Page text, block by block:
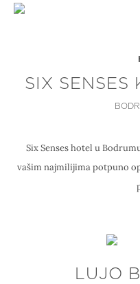
​SIX SENSES
Six Senses hotel u
vašim najmilijima potpuno
LUJO